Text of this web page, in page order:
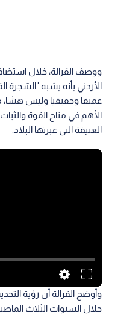
ووصف القرالة، خلال
الأردني بأنه يشبه "الشجرة
عميقا وحقيقيا وليس هشا،
الأهم في مناح القوة
العنيفة التي عبرتها البلاد.
وأوضح القرالة أن رؤية
خلال السنوات الثلاث